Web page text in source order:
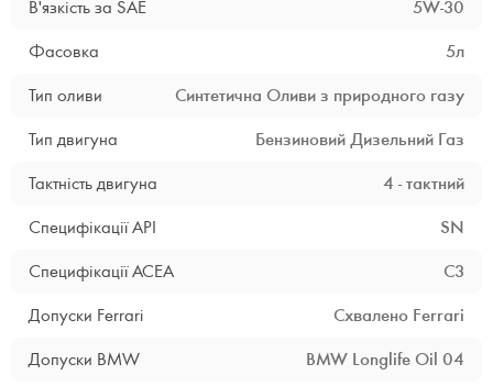
В'язкість за SAE
5W-30
Фасовка
5л
Тип оливи
Синтетична Оливи з природного газу
Тип двигуна
БензиновийДизельний Газ
Тактність двигуна
4 - тактний
Специфікації API
SN
Специфікації ACEA
C3
Допуски Ferrari
Схвалено Ferrari
Допуски BMW
BMW Longlife Oil 04